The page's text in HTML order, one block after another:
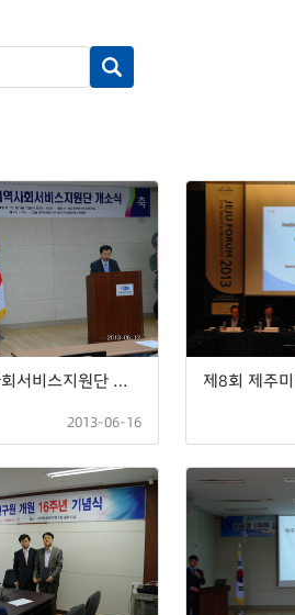
제주지역사회서비스지원단 개소식
2013-06-16